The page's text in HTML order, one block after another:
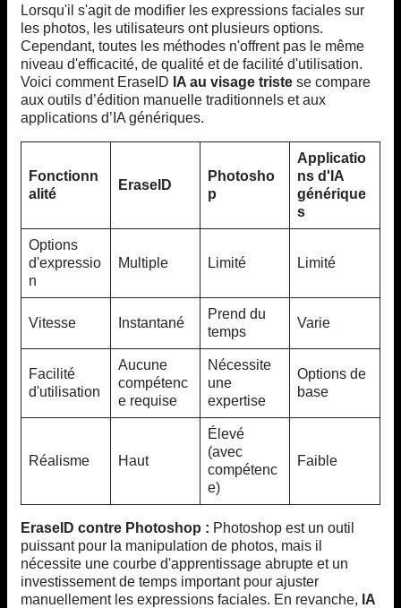
Lorsqu'il s'agit de modifier les expressions faciales sur
les photos, les utilisateurs ont plusieurs options.
Cependant, toutes les méthodes n'offrent pas le même
niveau d'efficacité, de qualité et de facilité d'utilisation.
Voici comment EraseID IA au visage triste se compare
aux outils d’édition manuelle traditionnels et aux
applications d’IA génériques.
Fonctionn
alité
EraseID
Photosho
p
Applicatio
ns d'IA
générique
s
Options
d'expressio
n
Multiple Limité Limité
Vitesse Instantané
Prend du
temps
Varie
Facilité
d'utilisation
Aucune
compétenc
e requise
Nécessite
une
expertise
Options de
base
Réalisme Haut
Élevé
(avec
compétenc
e)
Faible
EraseID contre Photoshop : Photoshop est un outil
puissant pour la manipulation de photos, mais il
nécessite une courbe d'apprentissage abrupte et un
investissement de temps important pour ajuster
manuellement les expressions faciales. En revanche, IA